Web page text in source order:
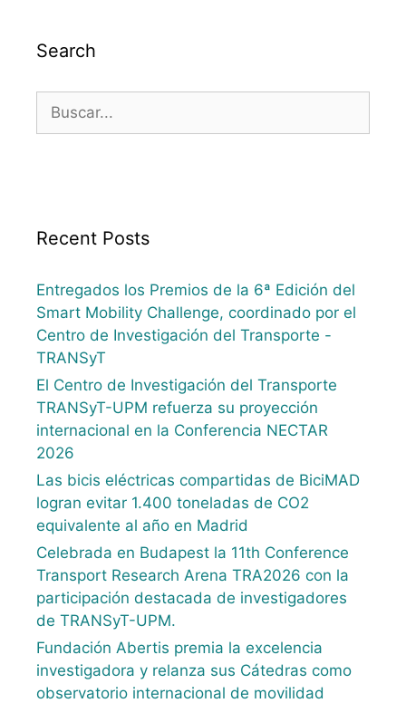
Search
Recent Posts
Entregados los Premios de la 6ª Edición del
Smart Mobility Challenge, coordinado por el
Centro de Investigación del Transporte -
TRANSyT
El Centro de Investigación del Transporte
TRANSyT-UPM refuerza su proyección
internacional en la Conferencia NECTAR
2026
Las bicis eléctricas compartidas de BiciMAD
logran evitar 1.400 toneladas de CO2
equivalente al año en Madrid
Celebrada en Budapest la 11th Conference
Transport Research Arena TRA2026 con la
participación destacada de investigadores
de TRANSyT-UPM.
Fundación Abertis premia la excelencia
investigadora y relanza sus Cátedras como
observatorio internacional de movilidad